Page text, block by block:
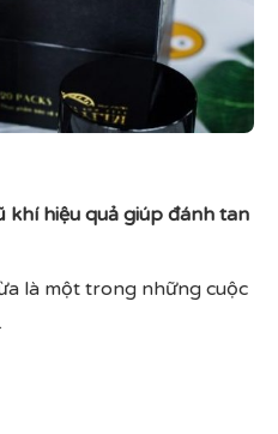
khí hiệu quả giúp đánh tan
là một trong những cuộc